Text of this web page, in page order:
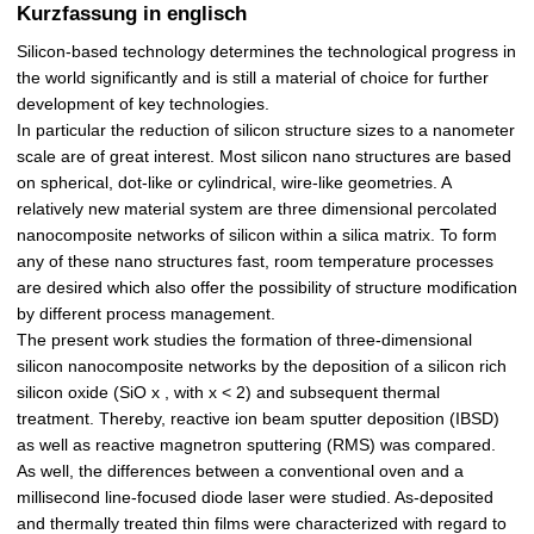
Kurzfassung in englisch
Silicon-based technology determines the technological progress in
the world significantly and is still a material of choice for further
development of key technologies.
In particular the reduction of silicon structure sizes to a nanometer
scale are of great interest. Most silicon nano structures are based
on spherical, dot-like or cylindrical, wire-like geometries. A
relatively new material system are three dimensional percolated
nanocomposite networks of silicon within a silica matrix. To form
any of these nano structures fast, room temperature processes
are desired which also offer the possibility of structure modification
by different process management.
The present work studies the formation of three-dimensional
silicon nanocomposite networks by the deposition of a silicon rich
silicon oxide (SiO x , with x < 2) and subsequent thermal
treatment. Thereby, reactive ion beam sputter deposition (IBSD)
as well as reactive magnetron sputtering (RMS) was compared.
As well, the differences between a conventional oven and a
millisecond line-focused diode laser were studied. As-deposited
and thermally treated thin films were characterized with regard to